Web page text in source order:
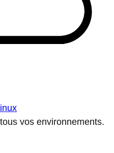
vos environnements.